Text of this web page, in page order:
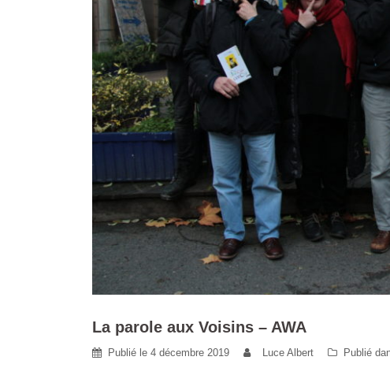
La parole aux Voisins – AWA
Publié le 4 décembre 2019 Luce Albert Publié